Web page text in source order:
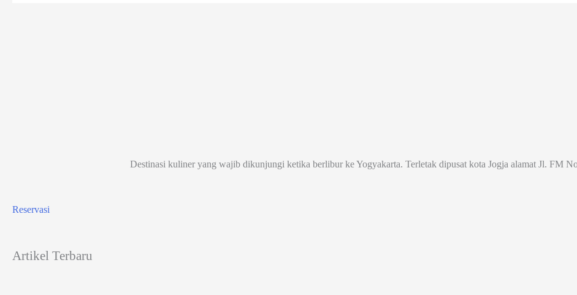
Destinasi kuliner yang wajib dikunjungi ketika berlibur ke Yogyakarta. Terletak dipusat kota Jogja alamat Jl. FM
Reservasi
Artikel Terbaru